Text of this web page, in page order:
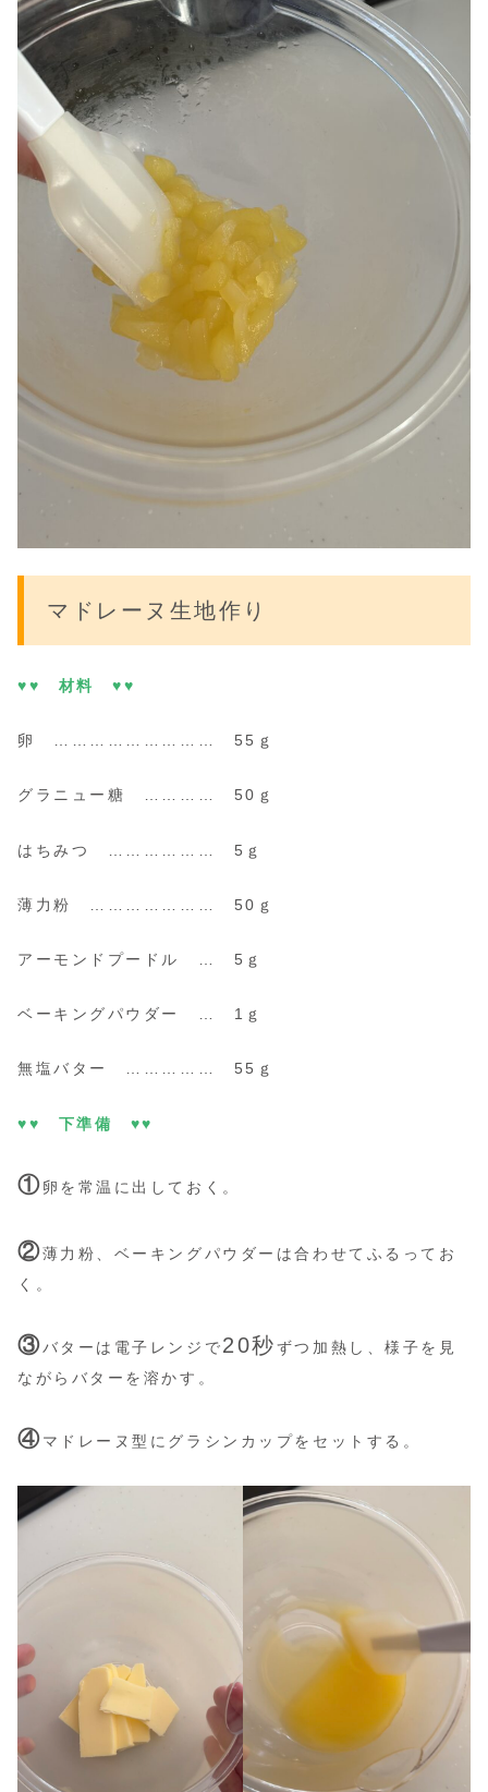
マドレーヌ 生地作り
♥♥ 材料 ♥♥
卵 ……………………… 55ｇ
グラニュー糖 ………… 50ｇ
はちみつ ……………… 5ｇ
薄力粉 ………………… 50ｇ
アーモンドプードル … 5ｇ
ベーキングパウダー … 1ｇ
無塩バター …………… 55ｇ
♥♥ 下準備 ♥♥
①卵を常温に出しておく。
②薄力粉、ベーキングパウダーは合わせてふるってお
く。
③バターは電子レンジで20秒ずつ加熱し、様子を見
ながらバターを溶かす。
④マドレーヌ型にグラシンカップをセットする。